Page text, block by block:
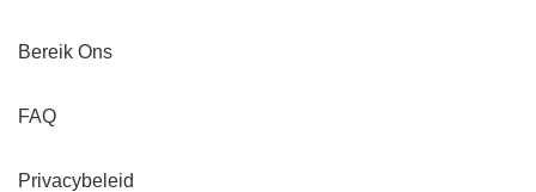
Bereik Ons
FAQ
Privacybeleid